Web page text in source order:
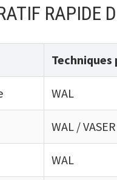
RAPIDE
WAL
WAL / VASER
WAL